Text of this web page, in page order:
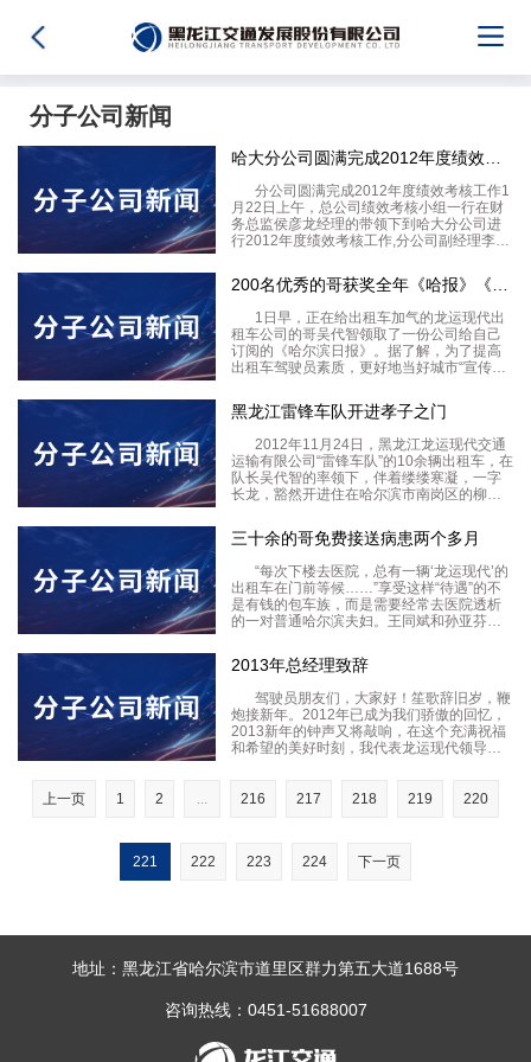
分子公司新闻
分公司圆满完成2012年度绩效考核工作1
月22日上午，总公司绩效考核小组一行在财
务总监侯彦龙经理的带领下到哈大分公司进
行2012年度绩效考核工作,分公司副经理李景
目标和管理目标完成情况。考核小组以《黑
龙江交通发展股份有限公司哈大分公司绩效
1日早，正在给出租车加气的龙运现代出
租车公司的哥吴代智领取了一份公司给自己
订阅的《哈尔滨日报》。据了解，为了提高
出租车驾驶员素质，更好地当好城市“宣传
了全年的《哈尔滨日报》和《新晚报》。据
了解，作为我市最大一家出租车企业――龙
运现代出租车
黑龙江雷锋车队开进孝子之门
2012年11月24日，黑龙江龙运现代交通
运输有限公司“雷锋车队”的10余辆出租车，在
队长吴代智的率领下，伴着缕缕寒凝，一字
长龙，豁然开进住在哈尔滨市南岗区的柳原
们为柳家卸下了米面油等食品。
三十余的哥免费接送病患两个多月
“每次下楼去医院，总有一辆‘龙运现代’的
出租车在门前等候……”享受这样“待遇”的不
是有钱的包车族，而是需要经常去医院透析
的一对普通哈尔滨夫妇。王同斌和孙亚芬夫
芬患上尿毒症，每月要去哈医大四院做11次
透析。平时，都是王同斌推着轮椅送孙亚芬
步行
2013年总经理致辞
驾驶员朋友们，大家好！笙歌辞旧岁，鞭
炮接新年。2012年已成为我们骄傲的回忆，
2013新年的钟声又将敲响，在这个充满祝福
和希望的美好时刻，我代表龙运现代领导班
诚挚的问候和祝福：祝驾驶员朋友们新年快
上一页 1 2 ... 216 217 218 219 220
221 222 223 224 下一页
地址：黑龙江省哈尔滨市道里区群力第五大道1688号
咨询热线：0451-51688007